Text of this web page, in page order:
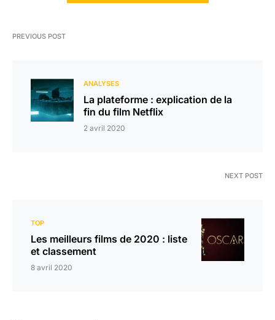
PREVIOUS POST
ANALYSES
La plateforme : explication de la
fin du film Netflix
2 avril 2020
NEXT POST
TOP
Les meilleurs films de 2020 : liste
et classement
8 avril 2020